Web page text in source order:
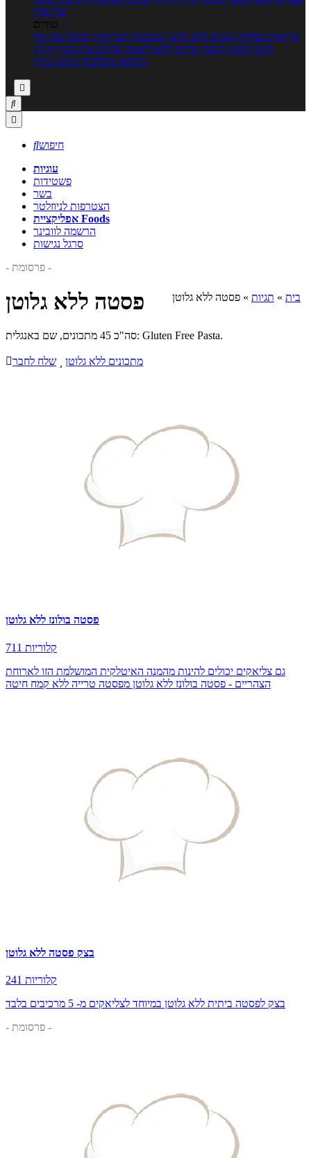
ובריאות
טורים
בריאות בצלחת טעים ללא גלוטן טבעונות לבריאות לבשל כמו שף
תזונה לבטן רגועה מרזים ללא דיאטה מזיזים את הגוף הרזיה
ורפואה משלימה גורמה ביתי



חיפוש
עוגיות
פשטידות
בשר
הצטרפות לניוזלטר
אפליקציית Foods
הרשמה לוובינר
סרגל נגישות
- פרסומת -
בית » תגיות » פסטה ללא גלוטן פסטה ללא גלוטן
סה"כ 45 מתכונים, שם באנגלית: Gluten Free Pasta.
שלח לחבר מתכונים ללא גלוטן
פסטה בולונז ללא גלוטן
711 קלוריות
גם צליאקים יכולים להינות מהמנה האיטלקית המושלמת הזו לארוחת
הצהריים - פסטה בולונז ללא גלוטן מפסטה טרייה ללא קמח חיטה
בצק פסטה ללא גלוטן
241 קלוריות
בצק לפסטה ביתית ללא גלוטן במיוחד לצליאקים מ- 5 מרכיבים בלבד
- פרסומת -